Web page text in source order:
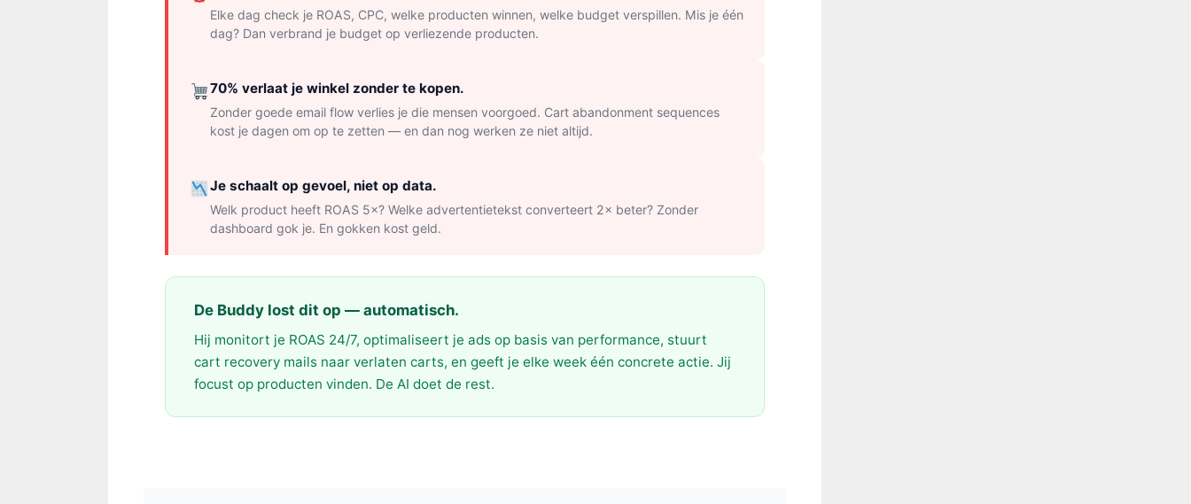
Elke dag check je ROAS, CPC, welke producten winnen, welke budget verspillen. Mis je één
dag? Dan verbrand je budget op verliezende producten.
70% verlaat je winkel zonder te kopen.
Zonder goede email flow verlies je die mensen voorgoed. Cart abandonment sequences
kost je dagen om op te zetten — en dan nog werken ze niet altijd.
Je schaalt op gevoel, niet op data.
Welk product heeft ROAS 5×? Welke advertentietekst converteert 2× beter? Zonder
dashboard gok je. En gokken kost geld.
De Buddy lost dit op — automatisch.
Hij monitort je ROAS 24/7, optimaliseert je ads op basis van performance, stuurt
cart recovery mails naar verlaten carts, en geeft je elke week één concrete actie. Jij
focust op producten vinden. De AI doet de rest.